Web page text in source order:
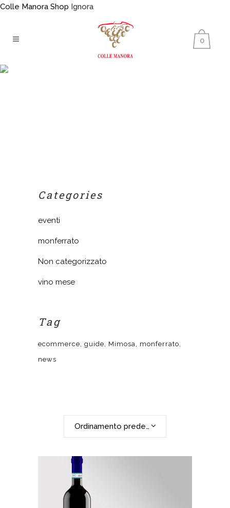
Colle Manora Shop Ignora
0
Categories
eventi
monferrato
Non categorizzato
vino mese
Tag
ecommerce guide Mimosa
monferrato
news
Ordinamento predefinito